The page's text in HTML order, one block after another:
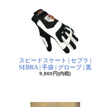
スピードスケート | セブラ |
SEBRA | 手袋 | グローブ | 黒
9,800円(内税)